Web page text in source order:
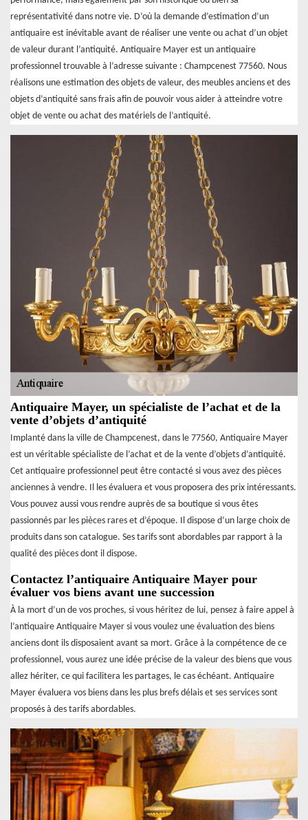
représentativité dans notre vie. D’où la demande d’estimation d’un
antiquaire est inévitable avant de réaliser une vente ou achat d’un objet
de valeur durant l’antiquité. Antiquaire Mayer est un antiquaire
professionnel trouvable à l’adresse suivante : Champcenest 77560. Nous
réalisons une estimation des objets de valeur, des meubles anciens et des
objets d’antiquité sans frais afin de pouvoir vous aider à atteindre votre
objet de vente ou achat des matériels de l’antiquité.
Antiquaire Mayer, un spécialiste de l’achat et de la
vente d’objets d’antiquité
Implanté dans la ville de Champcenest, dans le 77560, Antiquaire Mayer
est un véritable spécialiste de l’achat et de la vente d’objets d’antiquité.
Cet antiquaire professionnel peut être contacté si vous avez des pièces
anciennes à vendre. Il les évaluera et vous proposera des prix intéressants.
Vous pouvez aussi vous rendre auprès de sa boutique si vous êtes
passionnés par les pièces rares et d’époque. Il dispose d’un large choix de
produits dans son catalogue. Ses tarifs sont abordables par rapport à la
qualité des pièces dont il dispose.
Contactez l’antiquaire Antiquaire Mayer pour
évaluer vos biens avant une succession
À la mort d’un de vos proches, si vous héritez de lui, pensez à faire appel à
l’antiquaire Antiquaire Mayer si vous voulez une évaluation des biens
anciens dont ils disposaient avant sa mort. Grâce à la compétence de ce
professionnel, vous aurez une idée précise de la valeur des biens que vous
allez hériter, ce qui facilitera les partages, le cas échéant. Antiquaire
Mayer évaluera vos biens dans les plus brefs délais et ses services sont
proposés à des tarifs abordables.